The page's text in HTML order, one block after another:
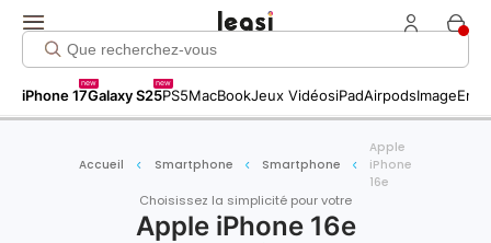
iPhone 17
new
Galaxy S25
new
PS5MacBookJeux VidéosiPadAirpodsImage
Accueil Smartphone Smartphone
Apple
iPhone
16e
Choisissez la simplicité pour votre
Apple iPhone 16e